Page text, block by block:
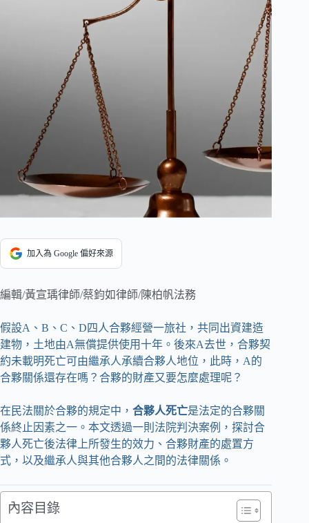
加入為 Google 偏好來源
編輯/黃宣瑀律師/蔡鈞如律師/陳柏帆法務
假設A、B、C、D四人合夥經營一旅社，共同出資建造
建物，土地由A無償提供使用十年。後來A去世，合夥契
約未載明死亡可由繼承人承續合夥人地位，此時，A的
合夥關係還存在嗎？合夥的財產又要怎麼處理呢？
在民法關於合夥的規定中， 合夥人死亡是法定的合夥關
係終止因素之一。本文透過一則法院判決案例，探討合
夥人死亡後法律上所發生的效力、合夥財產的處置方
式，以及繼承人與其他合夥人之間的法律關係。
內容目錄